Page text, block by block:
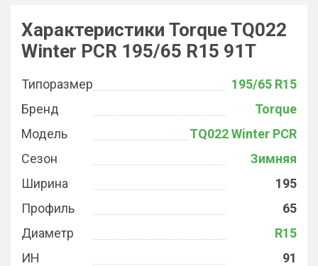
Характеристики Torque TQ022
Winter PCR 195/65 R15 91T
Типоразмер
195/65 R15
Бренд
Torque
Модель
TQ022 Winter PCR
Сезон
Зимняя
Ширина
195
Профиль
65
Диаметр
R15
ИН
91